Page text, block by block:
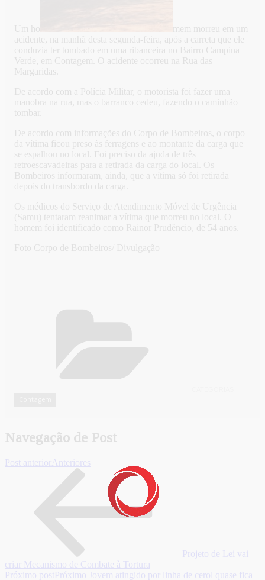
Um ho
mem morreu em um
acidente, na manhã desta segunda-feira, após a carreta que ele
conduzia ter tombado em uma ribanceira no Bairro Campina
Verde, em Contagem. O acidente ocorreu na Rua das
Margaridas.
De acordo com a Polícia Militar, o motorista foi fazer uma
manobra na rua, mas o barranco cedeu, fazendo o caminhão
tombar.
De acordo com informações do Corpo de Bombeiros, o corpo
da vítima ficou preso às ferragens e ao montante da carga que
se espalhou no local. Foi preciso da ajuda de três
retroescavadeiras para a retirada da carga do local. Os
Bombeiros informaram, ainda, que a vítima só foi retirada
depois do transbordo da carga.
Os médicos do Serviço de Atendimento Móvel de Urgência
(Samu) tentaram reanimar a vítima que morreu no local. O
homem foi identificado como Rainor Prudêncio, de 54 anos.
Foto Corpo de Bombeiros/ Divulgação
Navegação de Post
Post anterior Anteriores
Projeto de Lei vai
criar Mecanismo de Combate à Tortura
Próximo post Próximo Jovem atingido por linha de cerol quase fica